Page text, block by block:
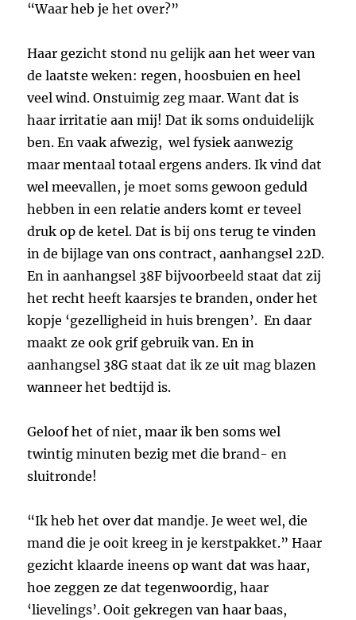
“Waar heb je het over?”
Haar gezicht stond nu gelijk aan het weer van
de laatste weken: regen, hoosbuien en heel
veel wind. Onstuimig zeg maar. Want dat is
haar irritatie aan mij! Dat ik soms onduidelijk
ben. En vaak afwezig, wel fysiek aanwezig
maar mentaal totaal ergens anders. Ik vind dat
wel meevallen, je moet soms gewoon geduld
hebben in een relatie anders komt er teveel
druk op de ketel. Dat is bij ons terug te vinden
in de bijlage van ons contract, aanhangsel 22D.
En in aanhangsel 38F bijvoorbeeld staat dat zij
het recht heeft kaarsjes te branden, onder het
kopje ‘gezelligheid in huis brengen’. En daar
maakt ze ook grif gebruik van. En in
aanhangsel 38G staat dat ik ze uit mag blazen
wanneer het bedtijd is.
Geloof het of niet, maar ik ben soms wel
twintig minuten bezig met die brand- en
sluitronde!
“Ik heb het over dat mandje. Je weet wel, die
mand die je ooit kreeg in je kerstpakket.” Haar
gezicht klaarde ineens op want dat was haar,
hoe zeggen ze dat tegenwoordig, haar
‘lievelings’. Ooit gekregen van haar baas,